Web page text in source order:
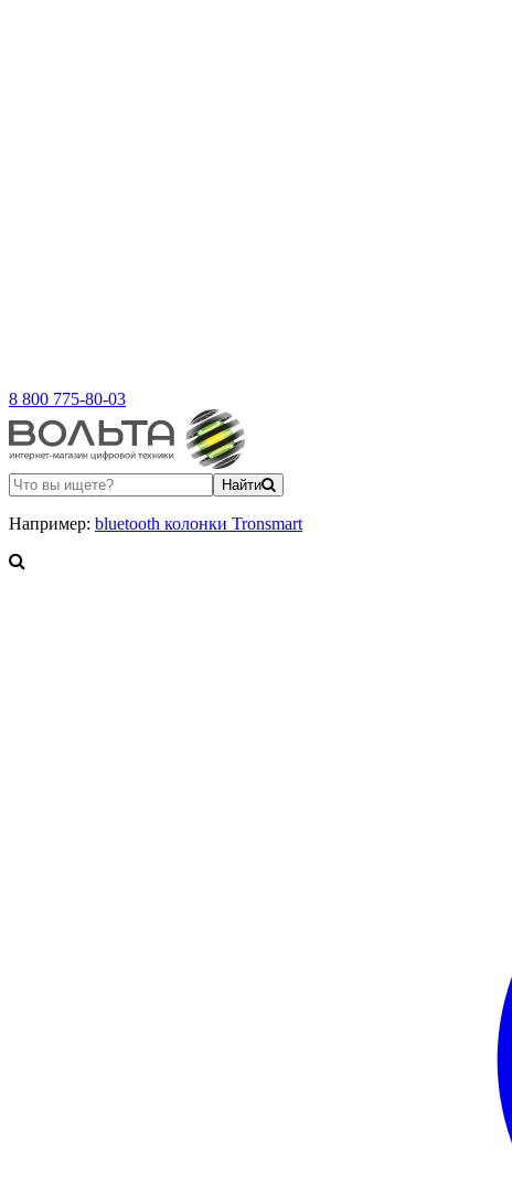
8 800 775-80-03
Найти
Например: bluetooth колонки Tronsmart